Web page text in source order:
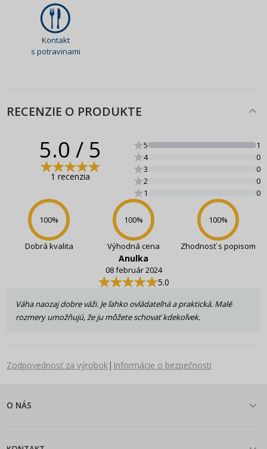
Kontakt
s potravinami
RECENZIE O PRODUKTE
5.0 / 5
1 recenzia
5
1
4
0
3
0
2
0
1
0
100%
Dobrá kvalita
100%
Výhodná cena
100%
Zhodnosť s popisom
Anulka
08 február 2024
5.0
Váha naozaj dobre váži. Je ľahko ovládateľná a praktická. Malé
rozmery umožňujú, že ju môžete schovať kdekoľvek.
Zodpovednosť za výrobok| Informácie o bezpečnosti
O NÁS